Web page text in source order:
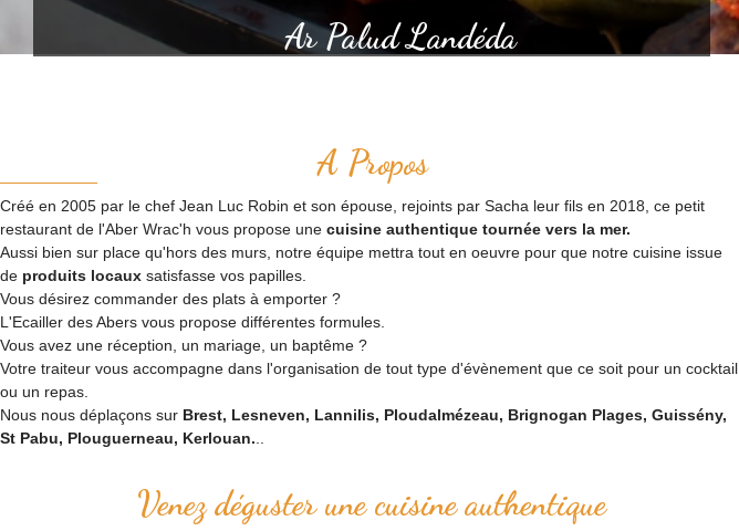
Ar Palud Landéda
A Propos
Créé en 2005 par le chef Jean Luc Robin et son épouse, rejoints par Sacha leur fils en 2018, ce petit
restaurant de l'Aber Wrac'h vous propose une cuisine authentique tournée vers la mer.
Aussi bien sur place qu'hors des murs, notre équipe mettra tout en oeuvre pour que notre cuisine issue
de produits locaux satisfasse vos papilles.
Vous désirez commander des plats à emporter ?
L'Ecailler des Abers vous propose différentes formules.
Vous avez une réception, un mariage, un baptême ?
Votre traiteur vous accompagne dans l'organisation de tout type d'évènement que ce soit pour un cocktail
ou un repas.
Nous nous déplaçons sur Brest, Lesneven, Lannilis, Ploudalmézeau, Brignogan Plages, Guissény,
St Pabu, Plouguerneau, Kerlouan.
Venez déguster une cuisine authentique